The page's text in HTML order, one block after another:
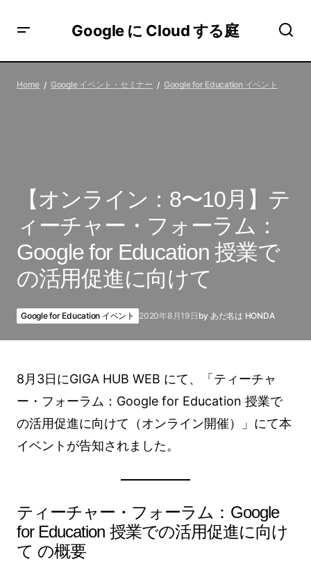
Google に Cloud する庭
Google for Education 授業での活用促進に向けて
Home Google イベント・セミナー Google for Education イベント
【オンライン：8〜10月】テ
ィーチャー・フォーラム：
Google for Education 授業で
の活用促進に向けて
Google for Education イベント 2020年8月19日 by あだ名は HONDA
8月3日にGIGA HUB WEB にて、「ティーチャ
ー・フォーラム：Google for Education 授業で
の活用促進に向けて（オンライン開催）」にて本
イベントが告知されました。
ティーチャー・フォーラム：Google
for Education 授業での活用促進に向け
て の概要